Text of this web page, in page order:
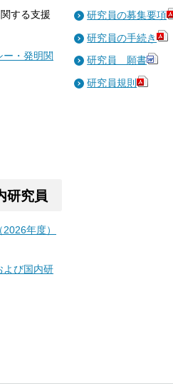
する支援
ー・発明関
研究員の募集要項
研究員の手続き
研究員 願書
研究員規則
研究員
年度）
よび国内研